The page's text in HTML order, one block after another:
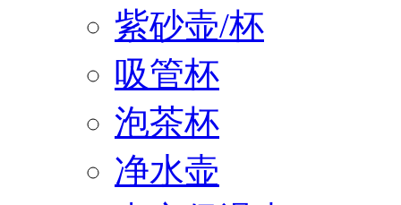
紫砂壶/杯
吸管杯
泡茶杯
净水壶